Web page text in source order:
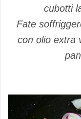
cubotti
Fate
con olio extra